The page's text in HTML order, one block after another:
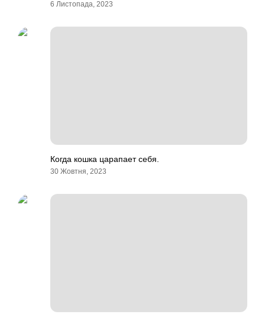
6 Листопада, 2023
Когда кошка царапает себя.
30 Жовтня, 2023